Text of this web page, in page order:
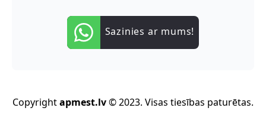
Sazinies ar mums!
Copyrightapmest.lv© 2023. Visas tiesības paturētas.